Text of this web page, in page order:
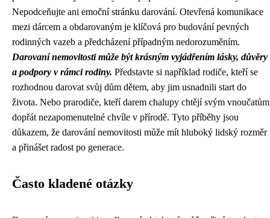
Nepodceňujte ani emoční stránku darování. Otevřená komunikace
mezi dárcem a obdarovaným je klíčová pro budování pevných
rodinných vazeb a předcházení případným nedorozuměním.
Darovaní nemovitosti může být krásným vyjádřením lásky, důvěry
a podpory v rámci rodiny. Představte si například rodiče, kteří se
rozhodnou darovat svůj dům dětem, aby jim usnadnili start do
života. Nebo prarodiče, kteří darem chalupy chtějí svým vnoučatům
dopřát nezapomenutelné chvíle v přírodě. Tyto příběhy jsou
důkazem, že darování nemovitosti může mít hluboký lidský rozměr
a přinášet radost po generace.
Často kladené otázky